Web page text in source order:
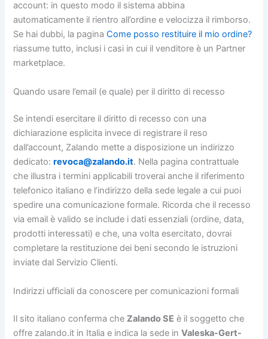
account: in questo modo il sistema abbina
automaticamente il rientro all’ordine e velocizza il rimborso.
Se hai dubbi, la paginaCome posso restituire il mio ordine?
riassume tutto, inclusi i casi in cui il venditore è un Partner
marketplace.
Quando usare l’email (e quale) per il diritto di recesso
Se intendi esercitare il diritto di recesso con una
dichiarazione esplicita invece di registrare il reso
dall’account, Zalando mette a disposizione un indirizzo
dedicato:revoca@zalando.it. Nella pagina contrattuale
che illustra i termini applicabili troverai anche il riferimento
telefonico italiano e l’indirizzo della sede legale a cui puoi
spedire una comunicazione formale. Ricorda che il recesso
via email è valido se include i dati essenziali (ordine, data,
prodotti interessati) e che, una volta esercitato, dovrai
completare la restituzione dei beni secondo le istruzioni
inviate dal Servizio Clienti.
Indirizzi ufficiali da conoscere per comunicazioni formali
Il sito italiano conferma cheZalando SE è il soggetto che
offre zalando.it in Italia e indica la sede inValeska-Gert-